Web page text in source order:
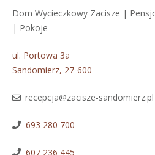
Dom Wycieczkowy Zacisze |
| Pokoje
ul. Portowa 3a
Sandomierz, 27-600
recepcja@zacisze-sandomierz.pl
693 280 700
607 236 445